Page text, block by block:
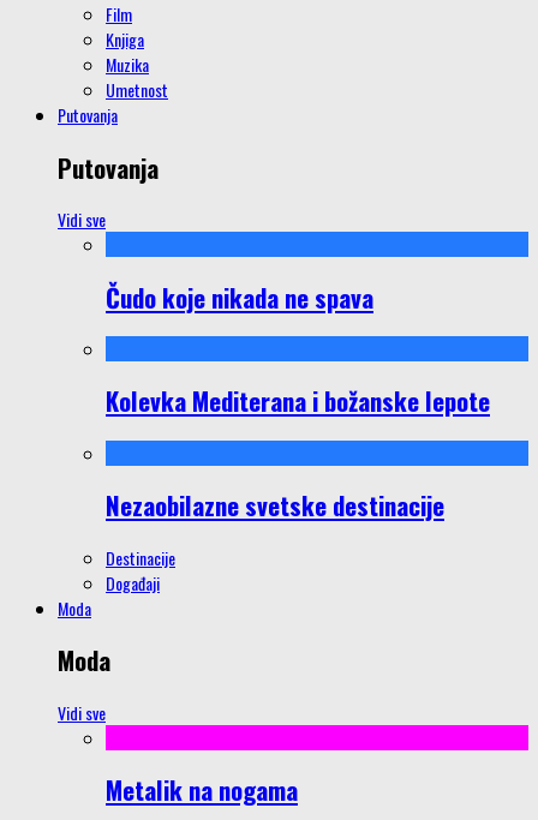
Film
Knjiga
Muzika
Umetnost
Putovanja
Putovanja
Vidi sve
Čudo koje nikada ne spava
Kolevka Mediterana i božanske lepote
Nezaobilazne svetske destinacije
Destinacije
Događaji
Moda
Moda
Vidi sve
Metalik na nogama